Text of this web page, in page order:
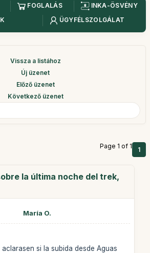
FOGLALÁS
INKA-ÖSVÉNY
ÜGYFÉLSZOLGÁLAT
Vissza a listához
Új üzenet
Előző üzenet
Következő üzenet
Page 1 of 1 1
la última noche del trek,
María O.
si la subida desde Aguas